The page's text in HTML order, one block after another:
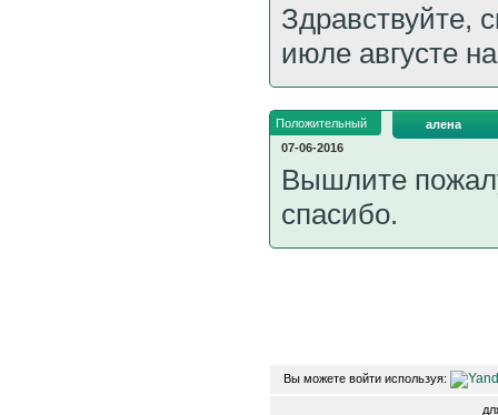
Здравствуйте,
июле августе
Положительный
07-06-2016
алена
Вышлите
спасибо.
Вы можете войти используя: